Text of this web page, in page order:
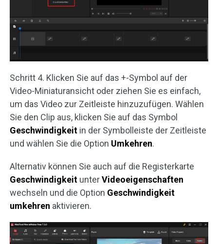
Schritt 4. Klicken Sie auf das +-Symbol auf der
Video-Miniaturansicht oder ziehen Sie es einfach,
um das Video zur Zeitleiste hinzuzufügen. Wählen
Sie den Clip aus, klicken Sie auf das Symbol
Geschwindigkeit in der Symbolleiste der Zeitleiste
und wählen Sie die Option Umkehren.
Alternativ können Sie auch auf die Registerkarte
Geschwindigkeit unterVideoeigenschaften
wechseln und die Option Geschwindigkeit
umkehren aktivieren.